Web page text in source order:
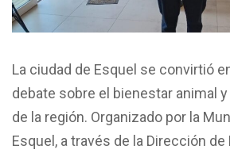
La ciudad de Esquel se convirtió
debate sobre el bienestar animal
de la región. Organizado por la
Esquel, a través de la Dirección de